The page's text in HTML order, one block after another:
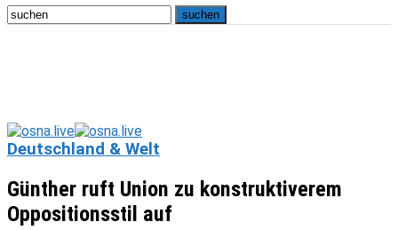
Deutschland & Welt
Günther ruft Union zu konstruktiverem
Oppositionsstil auf